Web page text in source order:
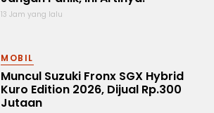
13 Jam yang lalu
MOBIL
Muncul Suzuki Fronx SGX Hybrid
Kuro Edition 2026, Dijual Rp.300
Jutaan